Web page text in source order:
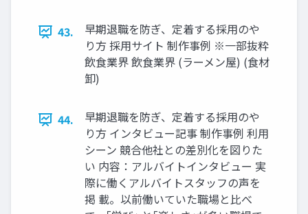
43.
早期退職を防ぎ、定着する採⽤のや
り⽅ 採⽤サイト 制作事例 ※⼀部抜粋
飲⾷業界 飲⾷業界 (ラーメン屋) (⾷材
卸)
44.
早期退職を防ぎ、定着する採⽤のや
り⽅ インタビュー記事 制作事例 利⽤
シーン 競合他社との差別化を図りた
い 内容：アルバイトインタビュー 実
際に働くアルバイトスタッフの声を
掲 載。以前働いていた職場と⽐べ